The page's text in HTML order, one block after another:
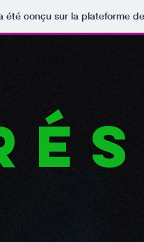
été conçu sur la plateforme